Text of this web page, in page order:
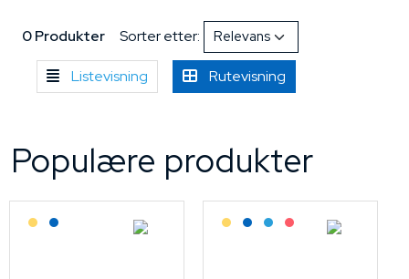
0 Produkter Sorter etter:
Listevisning Rutevisning
Populære produkter
Lagerført: Grossist
Lagerført: NEK Kabel Lagerført: Grossist
Lagerført: NEK Kabel
Bestilling: 2-3 uker
På forespørsel